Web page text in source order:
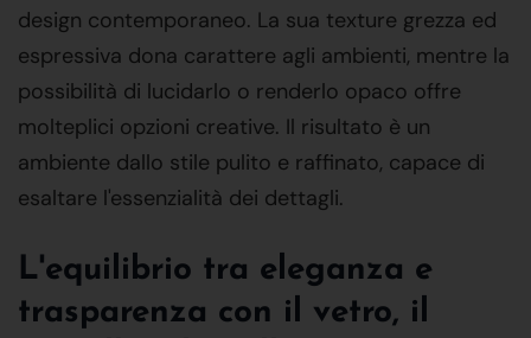
design contemporaneo. La sua texture grezza ed
espressiva dona carattere agli ambienti, mentre la
possibilità di lucidarlo o renderlo opaco offre
molteplici opzioni creative. Il risultato è un
ambiente dallo stile pulito e raffinato, capace di
esaltare l'essenzialità dei dettagli.
L'equilibrio tra eleganza e
trasparenza con il vetro, il